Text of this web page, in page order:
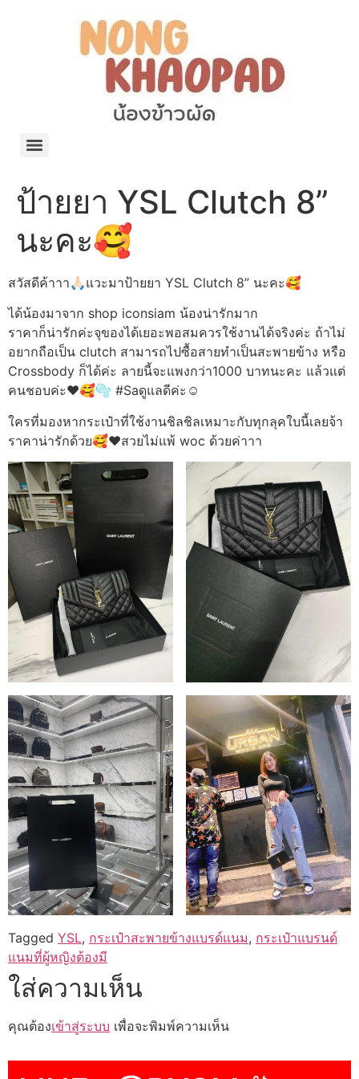
ป้ายยา YSL Clutch 8”
นะคะ🥰
สวัสดีค้าาา🙏🏻แวะมาป้ายยา YSL Clutch 8” นะคะ🥰
ได้น้องมาจาก shop iconsiam น้องน่ารักมาก
ราคาก็น่ารักค่ะจุของได้เยอะพอสมควรใช้งานได้จริงค่ะ ถ้าไม่
อยากถือเป็น clutch สามารถไปซื้อสายทำเป็นสะพายข้าง หรือ
Crossbody ก็ได้ค่ะ ลายนี้จะแพงกว่า1000 บาทนะคะ แล้วแต่
คนชอบค่ะ❤️🥰🫧 #Saดูแลดีค่ะ☺️
ใครที่มองหากระเป๋าที่ใช้งานชิลชิลเหมาะกับทุกลุคใบนี้เลยจ้า
ราคาน่ารักด้วย🥰❤️สวยไม่แพ้ woc ด้วยค่าาา
Tagged YSL, กระเป๋าสะพายข้างแบรด์แนม, กระเป๋าแบรนด์
แนมที่ผู้หญิงต้องมี
ใส่ความเห็น
คุณต้องเข้าสู่ระบบ เพื่อจะพิมพ์ความเห็น